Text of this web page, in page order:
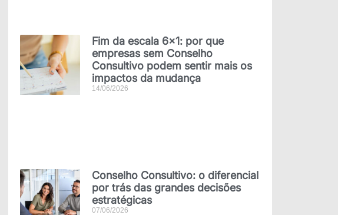
Fim da escala 6×1: por que
empresas sem Conselho
Consultivo podem sentir mais os
impactos da mudança
14/06/2026
Conselho Consultivo: o diferencial
por trás das grandes decisões
estratégicas
07/06/2026